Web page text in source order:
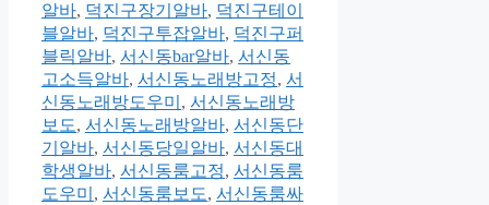
알바, 덕진구장기알바, 덕진구테이
블알바, 덕진구투잡알바, 덕진구퍼
블릭알바, 서신동bar알바, 서신동
고소득알바, 서신동노래방고정, 서
신동노래방도우미 , 서신동노래방
보도, 서신동노래방알바, 서신동단
기알바, 서신동당일알바, 서신동대
학생알바, 서신동룸고정, 서신동룸
도우미 , 서신동룸보도, 서신동룸싸